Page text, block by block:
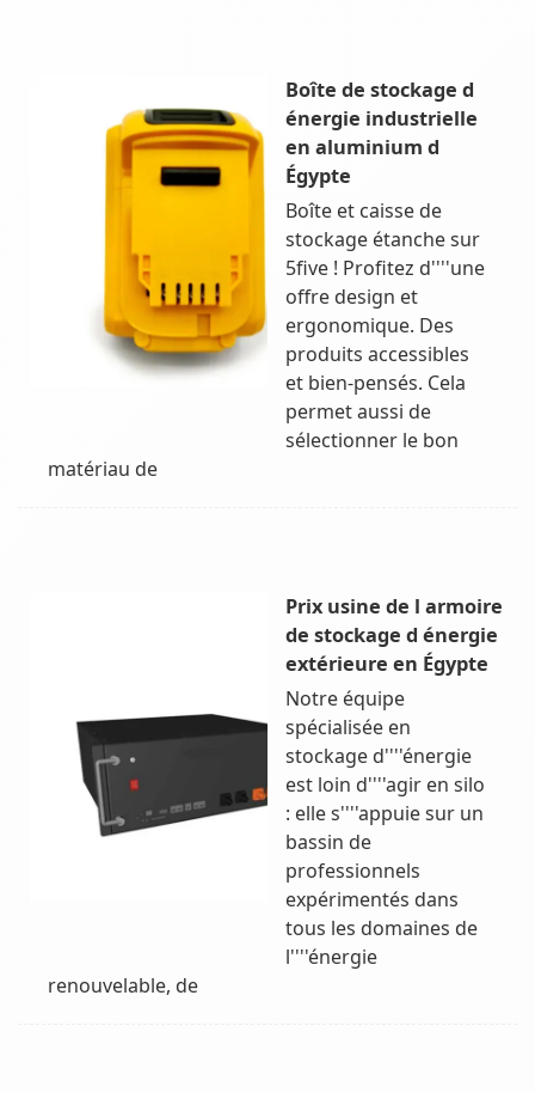
Boîte de stockage d
énergie industrielle
en aluminium d
Égypte
Boîte et caisse de
stockage étanche sur
5five ! Profitez d''''une
offre design et
ergonomique. Des
produits accessibles
et bien-pensés. Cela
permet aussi de
sélectionner le bon
matériau de
Prix usine de l armoire
de stockage d énergie
extérieure en Égypte
Notre équipe
spécialisée en
stockage d''''énergie
est loin d''''agir en silo
: elle s''''appuie sur un
bassin de
professionnels
expérimentés dans
tous les domaines de
l''''énergie
renouvelable, de